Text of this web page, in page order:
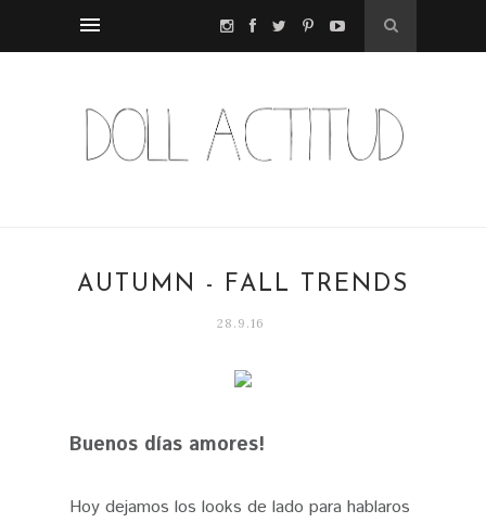
AUTUMN - FALL TRENDS
28.9.16
Buenos días amores!
Hoy dejamos los looks de lado para hablaros